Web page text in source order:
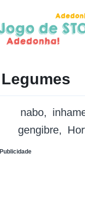
Legumes
nabo
gengibre
Publicidade